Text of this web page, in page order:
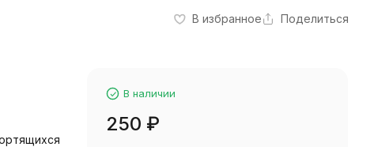
В избранное Поделиться
В наличии
250 ₽